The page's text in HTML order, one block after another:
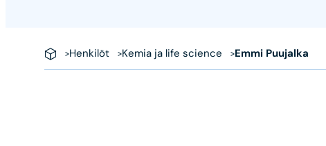
Henkilöt Kemia ja life science Emmi Puujalka